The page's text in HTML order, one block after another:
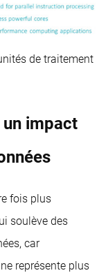
de traitement
un impact
fois plus
soulève des
car
représente plus